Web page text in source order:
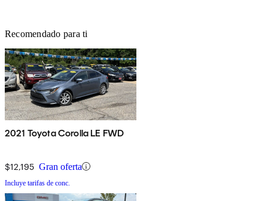
Recomendado para ti
2021 Toyota Corolla LE FWD
$12,195 Gran oferta
Incluye tarifas de conc.